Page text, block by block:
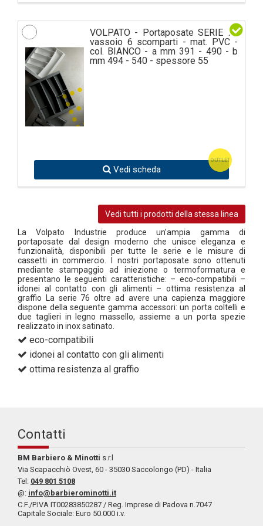
VOLPATO - Portaposate SERIE 76
vassoio 6 scomparti - mat. PVC -
col. BIANCO - a mm 391 - 490 - b
mm 494 - 540 - spessore 55
OUTLET
Vedi scheda
Vedi tutti i prodotti della stessa linea
La Volpato Industrie produce un’ampia gamma di
portaposate dal design moderno che unisce eleganza e
funzionalità, disponibili per tutte le serie e le misure di
cassetti in commercio. I nostri portaposate sono ottenuti
mediante stampaggio ad iniezione o termoformatura e
presentano le seguenti caratteristiche: – eco-compatibili –
idonei al contatto con gli alimenti – ottima resistenza al
graffio La serie 76 oltre ad avere una capienza maggiore
dispone della seguente gamma accessori: un porta coltelli e
due taglieri in legno massello, assieme a un porta spezie
realizzato in inox satinato.
eco-compatibili
idonei al contatto con gli alimenti
ottima resistenza al graffio
Contatti
BM Barbiero & Minotti s.r.l
Via Scapacchiò Ovest, 60 - 35030 Saccolongo (PD) - Italia
Tel: 049 801 5108
@: info@barbierominotti.it
C.F./P.IVA IT00283850287 / Reg. Imprese di Padova n.7047
Capitale Sociale: Euro 50.000 i.v.